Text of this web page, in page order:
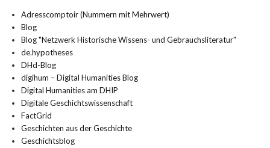
Adresscomptoir (Nummern mit Mehrwert)
Blog
Blog "Netzwerk Historische Wissens- und Gebrauchsliteratur"
de.hypotheses
DHd-Blog
digihum – Digital Humanities Blog
Digital Humanities am DHIP
Digitale Geschichtswissenschaft
FactGrid
Geschichten aus der Geschichte
Geschichtsblog